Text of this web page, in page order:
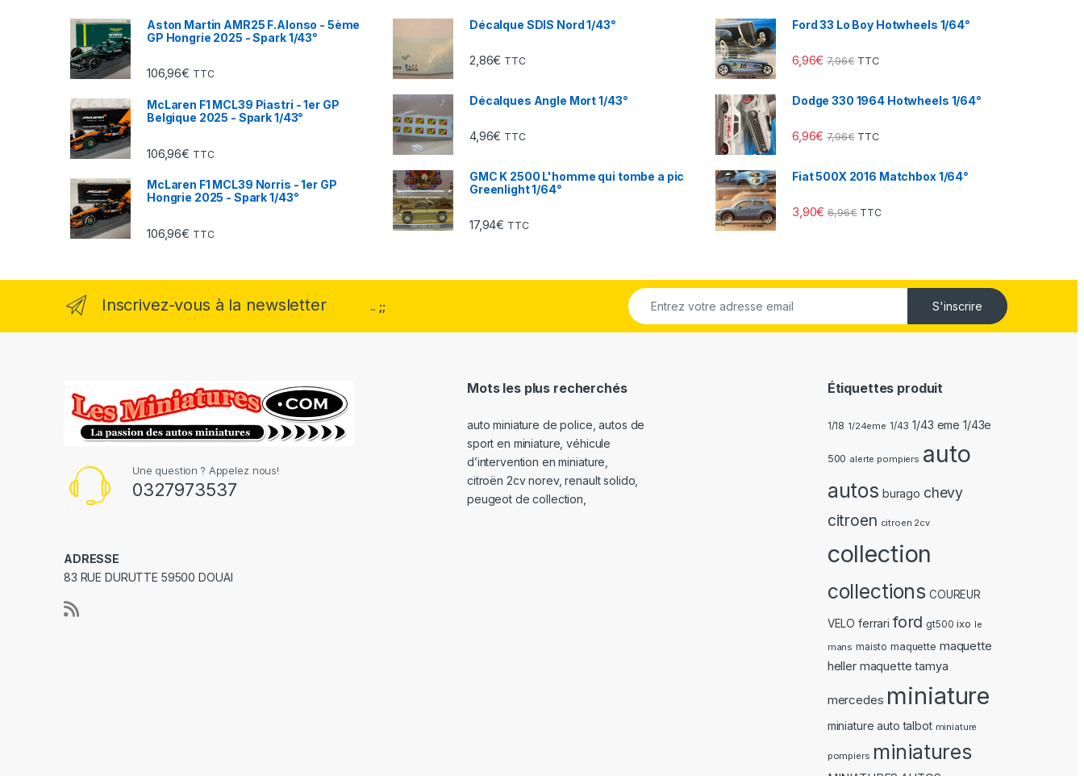
Aston Martin AMR25 F.Alonso - 5ème
GP Hongrie 2025 - Spark 1/43°
106,96€ TTC
McLaren F1 MCL39 Piastri - 1er GP
Belgique 2025 - Spark 1/43°
106,96€ TTC
McLaren F1 MCL39 Norris - 1er GP
Hongrie 2025 - Spark 1/43°
106,96€ TTC
Décalque SDIS Nord 1/43°
2,86€ TTC
Décalques Angle Mort 1/43°
4,96€ TTC
GMC K 2500 L'homme qui tombe a pic
Greenlight 1/64°
17,94€ TTC
Ford 33 Lo Boy Hotwheels 1/64°
6,96€ 7,96€ TTC
Dodge 330 1964 Hotwheels 1/64°
6,96€ 7,96€ TTC
Fiat 500X 2016 Matchbox 1/64°
3,90€ 6,96€ TTC
Inscrivez-vous à la newsletter .. ;; S'inscrire
Une question ? Appelez nous!
0327973537
ADRESSE
83 RUE DURUTTE 59500 DOUAI
Mots les plus recherchés
auto miniature de police ,autos de
sport en miniature ,véhicule
d’intervention en miniature
citroën 2cv norev,renault solido
peugeot de collection
Étiquettes produit
1/18 1/24eme 1/43 1/43 eme 1/43e
500 alerte pompiers auto
autos burago chevy
citroen citroen 2cv
collection
collections COUREUR
VELO ferrari ford gt500 ixo le
mans maisto maquette maquette
heller maquette tamya
mercedes miniature
miniature auto talbot miniature
pompiers miniatures